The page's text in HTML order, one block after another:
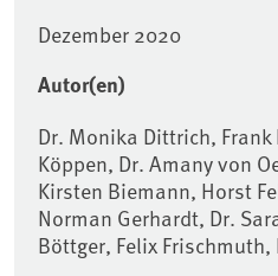
Dezember 2020
Autor(en)
Dr. Monika Dittrich,
Köppen, Dr. Amany von
Kirsten Biemann, Horst
Norman Gerhardt, Dr.
Böttger, Felix Frischmuth,